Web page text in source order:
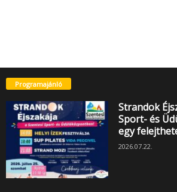
Programajánló
Strandok
Sport- és
egy
2026.07.22.